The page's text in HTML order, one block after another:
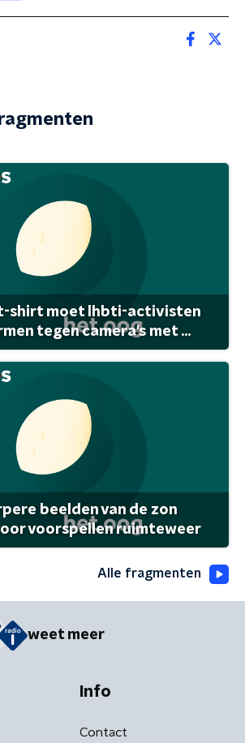
shirt moet lhbti-activisten
tegen camera's met ...
beelden van de zon
voorspellen ruimteweer
Alle fragmenten
weet meer
Info
Contact